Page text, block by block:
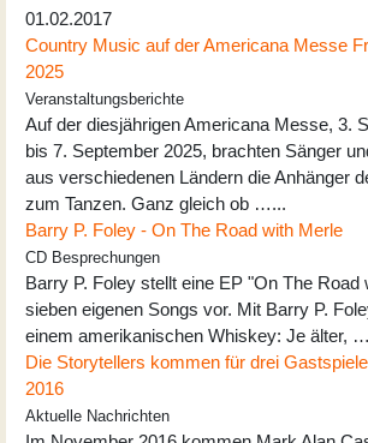
01.02.2017
Country Music auf der Americana Messe
2025
Veranstaltungsberichte
Auf der diesjährigen Americana Messe, 3.
bis 7. September 2025, brachten Sänger
aus verschiedenen Ländern die Anhänger
zum Tanzen. Ganz gleich ob …...
Barry P. Foley - On The Road with Merle
CD Besprechungen
Barry P. Foley stellt eine EP "On The Road
sieben eigenen Songs vor. Mit Barry P.
einem amerikanischen Whiskey: Je älter,
Die Storytellers kommen für drei
2016
Aktuelle Nachrichten